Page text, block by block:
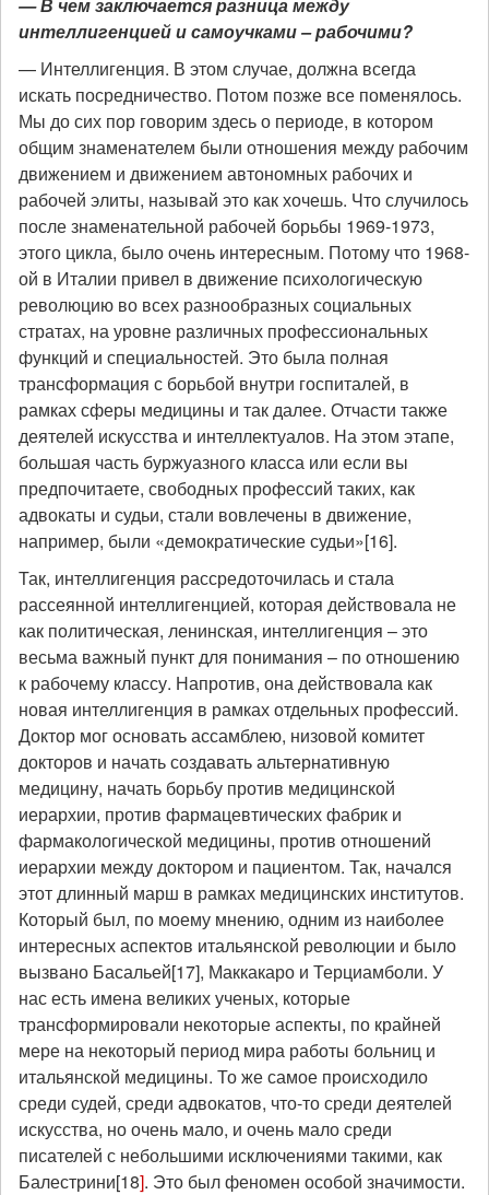
интеллигенцией и самоучками – рабочими?
— Интеллигенция. В этом случае, должна всегда
искать посредничество. Потом позже все поменялось.
Мы до сих пор говорим здесь о периоде, в котором
общим знаменателем были отношения между рабочим
движением и движением автономных рабочих и
рабочей элиты, называй это как хочешь. Что случилось
после знаменательной рабочей борьбы 1969-1973,
этого цикла, было очень интересным. Потому что 1968-
ой в Италии привел в движение психологическую
революцию во всех разнообразных социальных
стратах, на уровне различных профессиональных
функций и специальностей. Это была полная
трансформация с борьбой внутри госпиталей, в
рамках сферы медицины и так далее. Отчасти также
деятелей искусства и интеллектуалов. На этом этапе,
большая часть буржуазного класса или если вы
предпочитаете, свободных профессий таких, как
адвокаты и судьи, стали вовлечены в движение,
например, были «демократические судьи»[16].
Так, интеллигенция рассредоточилась и стала
рассеянной интеллигенцией, которая действовала не
как политическая, ленинская, интеллигенция – это
весьма важный пункт для понимания – по отношению
к рабочему классу. Напротив, она действовала как
новая интеллигенция в рамках отдельных профессий.
Доктор мог основать ассамблею, низовой комитет
докторов и начать создавать альтернативную
медицину, начать борьбу против медицинской
иерархии, против фармацевтических фабрик и
фармакологической медицины, против отношений
иерархии между доктором и пациентом. Так, начался
этот длинный марш в рамках медицинских институтов.
Который был, по моему мнению, одним из наиболее
интересных аспектов итальянской революции и было
вызвано Басальей[17], Маккакаро и Терциамболи. У
нас есть имена великих ученых, которые
трансформировали некоторые аспекты, по крайней
мере на некоторый период мира работы больниц и
итальянской медицины. То же самое происходило
среди судей, среди адвокатов, что-то среди деятелей
искусства, но очень мало, и очень мало среди
писателей с небольшими исключениями такими, как
Балестрини[18]. Это был феномен особой значимости.